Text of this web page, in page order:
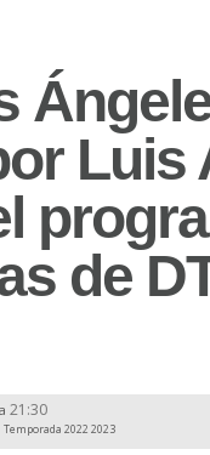
Luis
de
21:30
Temporada 2022 2023